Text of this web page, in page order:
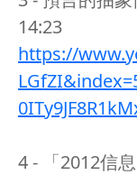
14:23
https://
4 - 「2012信